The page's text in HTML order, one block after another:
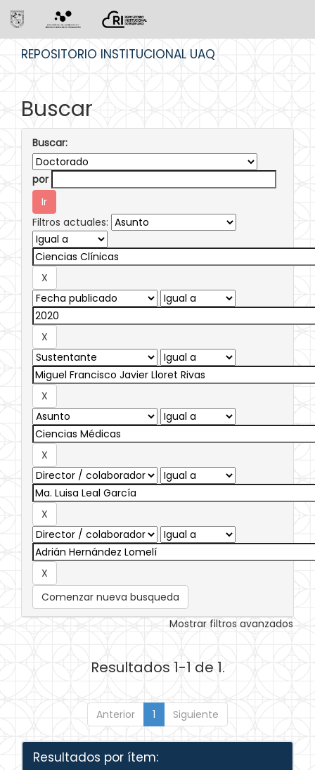
REPOSITORIO INSTITUCIONAL UAQ
Buscar
Buscar:
por
Filtros actuales:
Comenzar nueva busqueda
Mostrar filtros avanzados
Resultados 1-1 de 1.
Anterior 1 Siguiente
Resultados por ítem: